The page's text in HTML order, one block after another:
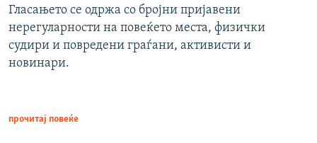
Гласањето се одржа со бројни пријавени
нерегуларности на повеќето места, физички
судири и повредени граѓани, активисти и
новинари.
прочитај повеќе